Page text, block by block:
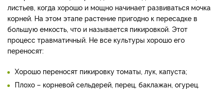
листьев, когда хорошо и мощно начинает развиваться мочка
корней. На этом этапе растение пригодно к пересадке в
большую емкость, что и называется пикировкой. Этот
процесс травматичный. Не все культуры хорошо его
переносят:
Хорошо переносят пикировку томаты, лук, капуста;
Плохо – корневой сельдерей, перец, баклажан, огурец.